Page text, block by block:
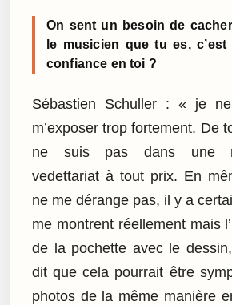
On sent un besoin de
le musicien que tu es,
confiance en toi ?
Sébastien Schuller : « je
m’exposer trop fortement. De
ne suis pas dans une
vedettariat à tout prix. En
ne me dérange pas, il y a
me montrent réellement mais
de la pochette avec le
dit que cela pourrait être
photos de la même manière